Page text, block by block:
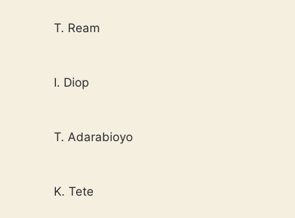
T. Ream
I. Diop
T. Adarabioyo
K. Tete